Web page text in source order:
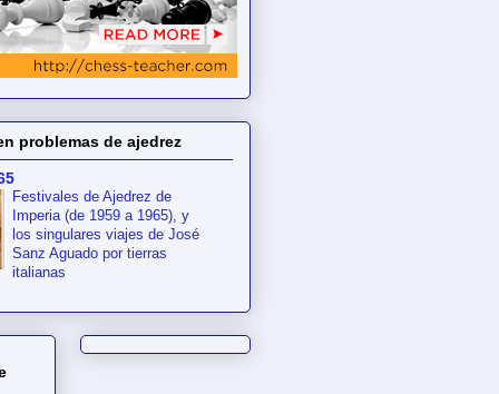
problemas de ajedrez
Festivales de Ajedrez de
Imperia (de 1959 a 1965), y
los singulares viajes de José
Sanz Aguado por tierras
italianas